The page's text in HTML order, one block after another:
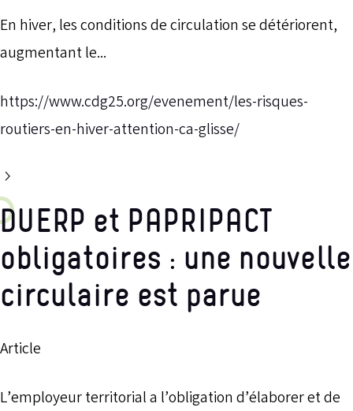
En hiver, les conditions de circulation se détériorent,
augmentant le...
https://www.cdg25.org/evenement/les-risques-
routiers-en-hiver-attention-ca-glisse/
DUERP et PAPRIPACT
obligatoires : une nouvelle
circulaire est parue
Article
L’employeur territorial a l’obligation d’élaborer et de